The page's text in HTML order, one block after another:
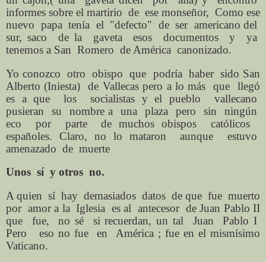
informes sobre el martirio de ese monseñor, Como ese
nuevo papa tenía el "defecto" de ser americano del
sur, saco de la gaveta esos documentos y ya
tenemos a San Romero de América canonizado.
Yo conozco otro obispo que podría haber sido San
Alberto (Iniesta) de Vallecas pero a lo más que llegó
es a que los socialistas y el pueblo vallecano
pusieran su nombre a una plaza pero sin ningún
eco por parte de muchos obispos católicos
españoles. Claro, no lo mataron aunque estuvo
amenazado de muerte
Unos sí y otros no.
A quien sí hay demasiados datos de que fue muerto
por amor a la Iglesia es al antecesor de Juan Pablo II
que fue, no sé si recuerdan, un tal Juan Pablo I
Pero eso no fue en América ; fue en el mismísimo
Vaticano.